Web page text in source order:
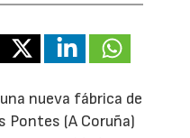
nueva fábrica de
Pontes (A Coruña)